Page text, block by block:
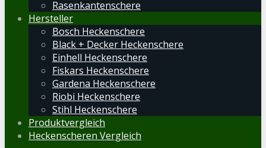
Rasenkantenschere
Hersteller
Bosch Heckenschere
Black + Decker Heckenschere
Einhell Heckenschere
Fiskars Heckenschere
Gardena Heckenschere
Riobi Heckenschere
Stihl Heckenschere
Produktvergleich
Heckenscheren Vergleich